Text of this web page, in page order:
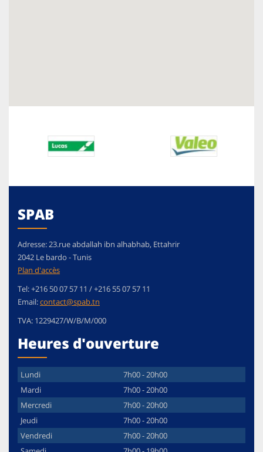
SPAB
Adresse:23.rue abdallah ibn alhabhab, Ettahrir
2042 Le bardo -Tunis
Plan d'accès
Tel:+216 50 07 57 11 / +216 55 07 57 11
Email:contact@spab.tn
TVA: 1229427/W/B/M/000
Heures d'ouverture
Lundi
7h00 - 20h00
Mardi
7h00 - 20h00
Mercredi
7h00 - 20h00
Jeudi
7h00 - 20h00
Vendredi
7h00 - 20h00